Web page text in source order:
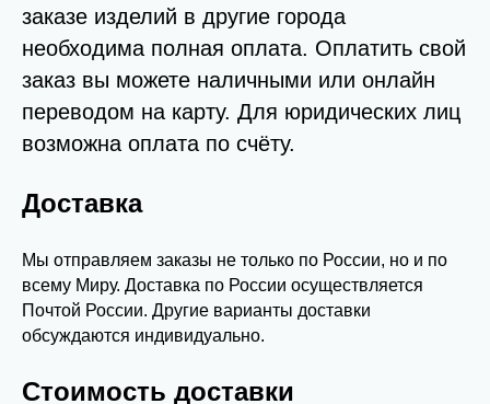
заказе изделий в другие города
необходима полная оплата. Оплатить свой
заказ вы можете наличными или онлайн
переводом на карту. Для юридических лиц
возможна оплата по счёту.
Доставка
Мы отправляем заказы не только по России, но и по
всему Миру. Доставка по России осуществляется
Почтой России. Другие варианты доставки
обсуждаются индивидуально.
Стоимость доставки